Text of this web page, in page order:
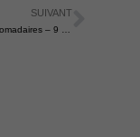
SUIVANT
Lectures hebdomadaires – 9 novembre 2025